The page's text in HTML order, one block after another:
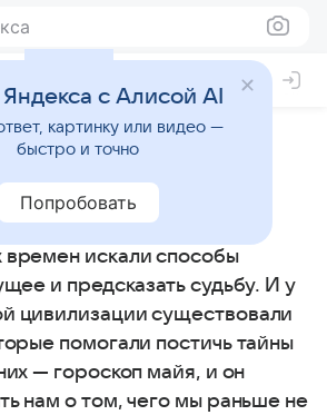
Гороскопы Mail Статьи
тайны
искали способы
и предсказать судьбу. И у
цивилизации существовали
помогали постичь тайны
— гороскоп майя, и он
нам о том, чего мы раньше не
с Алисой AI
картинку или видео —
быстро и точно
Попробовать